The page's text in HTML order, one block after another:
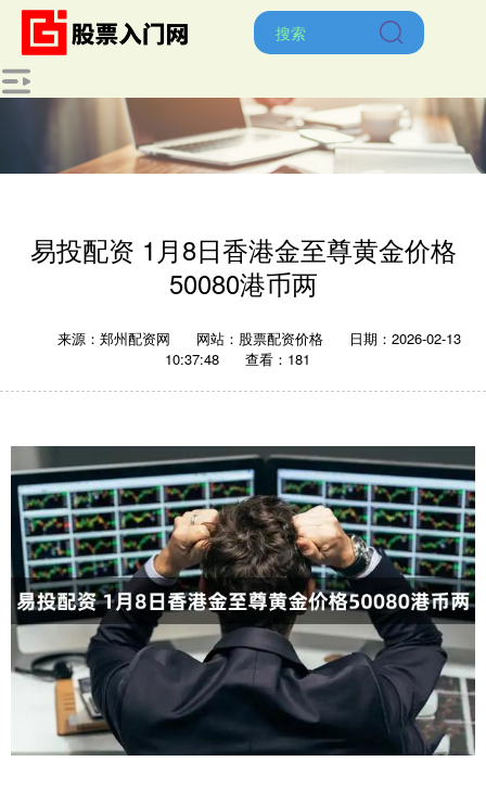
易投配资 1月8日香港金至尊黄金价格
50080港币两
来源：郑州配资网 网站：股票配资价格
日期：2026-02-13
10:37:48
查看：181